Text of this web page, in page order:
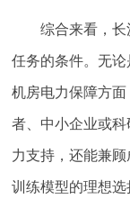
综合来看，
任务的条件。无
机房电力保障方
者、中小企业或
力支持，还能兼
训练模型的理想选